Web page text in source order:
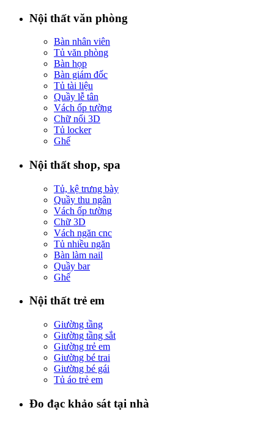
Nội thất văn phòng
Bàn nhân viên
Tủ văn phòng
Bàn họp
Bàn giám đốc
Tủ tài liệu
Quầy lễ tân
Vách ốp tường
Chữ nổi 3D
Tủ locker
Ghế
Nội thất shop, spa
Tủ, kệ trưng bày
Quầy thu ngân
Vách ốp tường
Chữ 3D
Vách ngăn cnc
Tủ nhiều ngăn
Bàn làm nail
Quầy bar
Ghế
Nội thất trẻ em
Giường tầng
Giường tầng sắt
Giường trẻ em
Giường bé trai
Giường bé gái
Tủ áo trẻ em
Đo đạc khảo sát tại nhà